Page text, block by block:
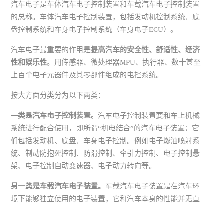
汽车电子是车体汽车电子控制装置和车载汽车电子控制装置
的总称。车体汽车电子控制装置，包括发动机控制系统、底
盘控制系统和车身电子控制系统（车身电子ECU）。
汽车电子最重要的作用是提高汽车的安全性、舒适性、经济
性和娱乐性。用传感器、微处理器MPU、执行器、数十甚至
上百个电子元器件及其零部件组成的电控系统。
按大方面分类分为以下两类：
一类是汽车电子控制装置。汽车电子控制装置要和车上机械
系统进行配合使用，即所谓“机电结合”的汽车电子装置；它
们包括发动机、底盘、车身电子控制。例如电子燃油喷射系
统、制动防抱死控制、防滑控制、牵引力控制、电子控制悬
架、电子控制自动变速器、电子动力转向等。
另一类是车载汽车电子装置。 车载汽车电子装置是在汽车环
境下能够独立使用的电子装置，它和汽车本身的性能并无直